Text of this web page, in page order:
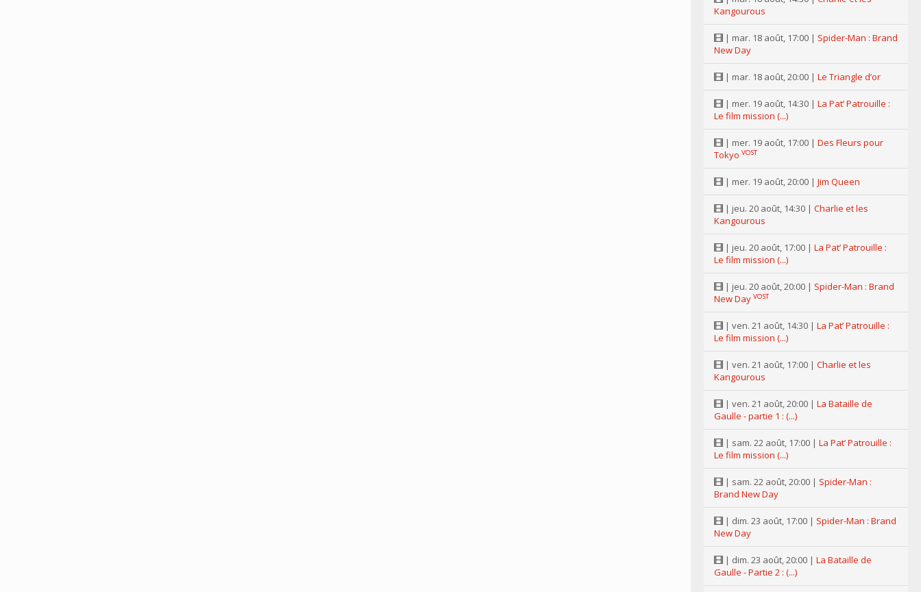
Kangourous
| mar. 18 août, 17:00 | Spider-Man : Brand
New Day
| mar. 18 août, 20:00 | Le Triangle d’or
| mer. 19 août, 14:30 | La Pat’ Patrouille :
Le film mission (...)
| mer. 19 août, 17:00 | Des Fleurs pour
Tokyo VOST
| mer. 19 août, 20:00 | Jim Queen
| jeu. 20 août, 14:30 | Charlie et les
Kangourous
| jeu. 20 août, 17:00 | La Pat’ Patrouille :
Le film mission (...)
| jeu. 20 août, 20:00 | Spider-Man : Brand
New Day VOST
| ven. 21 août, 14:30 | La Pat’ Patrouille :
Le film mission (...)
| ven. 21 août, 17:00 | Charlie et les
Kangourous
| ven. 21 août, 20:00 | La Bataille de
Gaulle - partie 1 : (...)
| sam. 22 août, 17:00 | La Pat’ Patrouille :
Le film mission (...)
| sam. 22 août, 20:00 | Spider-Man :
Brand New Day
| dim. 23 août, 17:00 | Spider-Man : Brand
New Day
| dim. 23 août, 20:00 | La Bataille de
Gaulle - Partie 2 : (...)